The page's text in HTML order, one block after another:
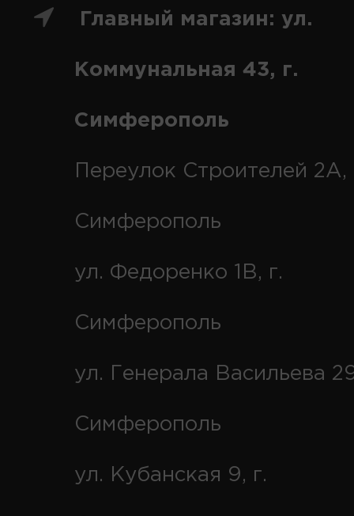
Главный магазин: ул.
Коммунальная 43, г.
Симферополь
Переулок Строителей 2А,
Симферополь
ул. Федоренко 1В, г.
Симферополь
ул. Генерала Васильева
Симферополь
ул. Кубанская 9, г.